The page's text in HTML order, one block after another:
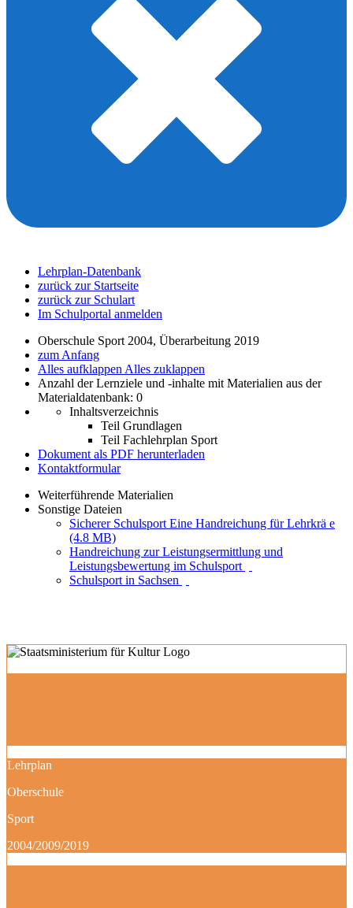
Lehrplan-Datenbank
zurück zur Startseite
zurück zur Schulart
Im Schulportal anmelden
Oberschule Sport 2004, Überarbeitung 2019
zum Anfang
Alles aufklappen Alles zuklappen
Anzahl der Lernziele und -inhalte mit Materialien aus der
Materialdatenbank: 0
Inhaltsverzeichnis
Teil Grundlagen
Teil Fachlehrplan Sport
Dokument als PDF herunterladen
Kontaktformular
Weiterführende Materialien
Sonstige Dateien
Sicherer Schulsport Eine Handreichung für Lehrkrä e
(4.8 MB)
Handreichung zur Leistungsermittlung und
Leistungsbewertung im Schulsport
Schulsport in Sachsen
Lehrplan
Oberschule
Sport
2004/2009/2019